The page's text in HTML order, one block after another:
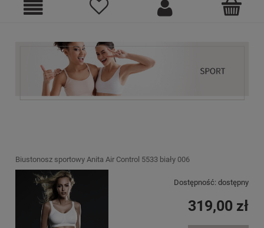
Biustonosz sportowy Anita Air Control 5533 biały 006
Dostępność: dostępny
319,00 zł